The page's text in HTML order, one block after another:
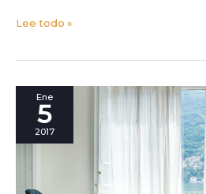
Lee todo »
Ene
5
2017
Cómo
convertirse
confort: